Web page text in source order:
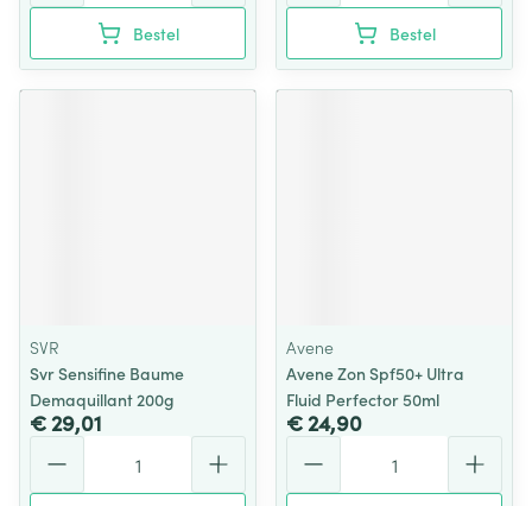
Bestel Bestel
SVR
Svr Sensifine Baume
Demaquillant 200g
€ 29,01
Avene
Avene Zon Spf50+ Ultra
Fluid Perfector 50ml
€ 24,90